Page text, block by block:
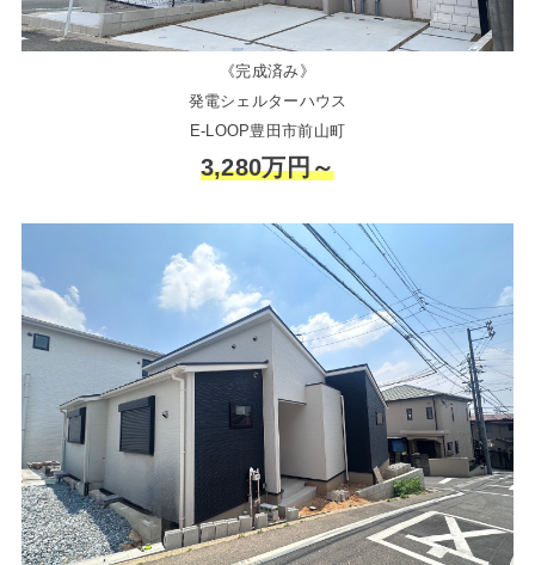
《完成済み》
発電シェルターハウス
E-LOOP豊田市前山町
3,280万円～